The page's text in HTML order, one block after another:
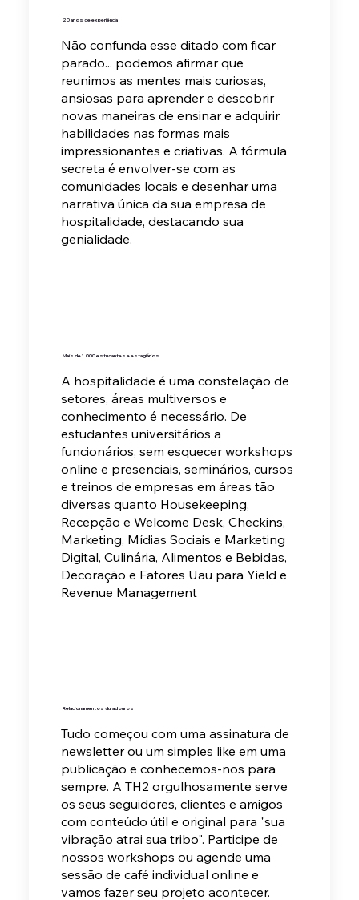
20 anos de experiência
Não confunda esse ditado com ficar
parado... podemos afirmar que
reunimos as mentes mais curiosas,
ansiosas para aprender e descobrir
novas maneiras de ensinar e adquirir
habilidades nas formas mais
impressionantes e criativas. A fórmula
secreta é envolver-se com as
comunidades locais e desenhar uma
narrativa única da sua empresa de
hospitalidade, destacando sua
genialidade.
Mais de 1.000 estudantes e estagiários
A hospitalidade é uma constelação de
setores, áreas multiversos e
conhecimento é necessário. De
estudantes universitários a
funcionários, sem esquecer workshops
online e presenciais, seminários, cursos
e treinos de empresas em áreas tão
diversas quanto Housekeeping,
Recepção e Welcome Desk, Checkins,
Marketing, Mídias Sociais e Marketing
Digital, Culinária, Alimentos e Bebidas,
Decoração e Fatores Uau para Yield e
Revenue Management
Relacionamentos duradouros
Tudo começou com uma assinatura de
newsletter ou um simples like em uma
publicação e conhecemos-nos para
sempre. A TH2 orgulhosamente serve
os seus seguidores, clientes e amigos
com conteúdo útil e original para "sua
vibração atrai sua tribo". Participe de
nossos workshops ou agende uma
sessão de café individual online e
vamos fazer seu projeto acontecer.